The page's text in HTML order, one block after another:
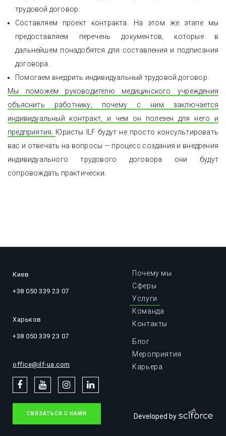
трудовой договор.
Составляем проект контракта. На этом же этапе мы
предоставляем перечень документов, которые в
дальнейшем понадобятся для составления и подписания
договора.
Помогаем внедрить индивидуальный трудовой договор.
Мы поможем руководителю медицинского учреждения
объяснить работнику, почему с ним заключается
индивидуальный контракт, и чем он полезен для него и
предприятия. Юристы ILF будут не просто консультировать
вас и отвечать на вопросы — процесс создания и внедрения
индивидуального трудового договора они будут
сопровождать практически.
Киев
+38 050 339 23 07
Харьков
+38 050 339 23 07
office@ilf-ua.com
Почему мы
Сферы
Услуги
Команда
Контакты
Блог
Мероприятия
Карьера
СВЯЗАТЬСЯ С НАМИ Developed by